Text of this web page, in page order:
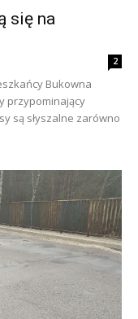
się na
2
Bukowna
przypominający
są słyszalne zarówno